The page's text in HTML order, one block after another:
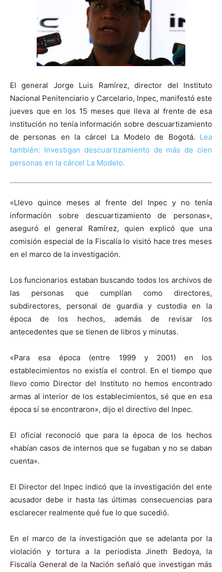
El general Jorge Luis Ramírez, director del Instituto
Nacional Penitenciario y Carcelario, Inpec, manifestó este
jueves que en los 15 meses que lleva al frente de esa
institución no tenía información sobre descuartizamiento
de personas en la cárcel La Modelo de Bogotá. Lea
también: Investigan descuartizamiento de más de cien
personas en la cárcel La Modelo.
«Llevo quince meses al frente del Inpec y no tenía
información sobre descuartizamiento de personas»,
aseguró el general Ramírez, quien explicó que una
comisión especial de la Fiscalía lo visitó hace tres meses
en el marco de la investigación.
Los funcionarios estaban buscando todos los archivos de
las personas que cumplían como directores,
subdirectores, personal de guardia y custodia en la
época de los hechos, además de revisar los
antecedentes que se tienen de libros y minutas.
«Para esa época (entre 1999 y 2001) en los
establecimientos no existía el control. En el tiempo que
llevo como Director del Instituto no hemos encontrado
armas al interior de los establecimientos, sé que en esa
época sí se encontraron», dijo el directivo del Inpec.
El oficial reconoció que para la época de los hechos
«habían casos de internos que se fugaban y no se daban
cuenta».
El Director del Inpec indicó que la investigación del ente
acusador debe ir hasta las últimas consecuencias para
esclarecer realmente qué fue lo que sucedió.
En el marco de la investigación que se adelanta por la
violación y tortura a la periodista Jineth Bedoya, la
Fiscalía General de la Nación señaló que investigan más